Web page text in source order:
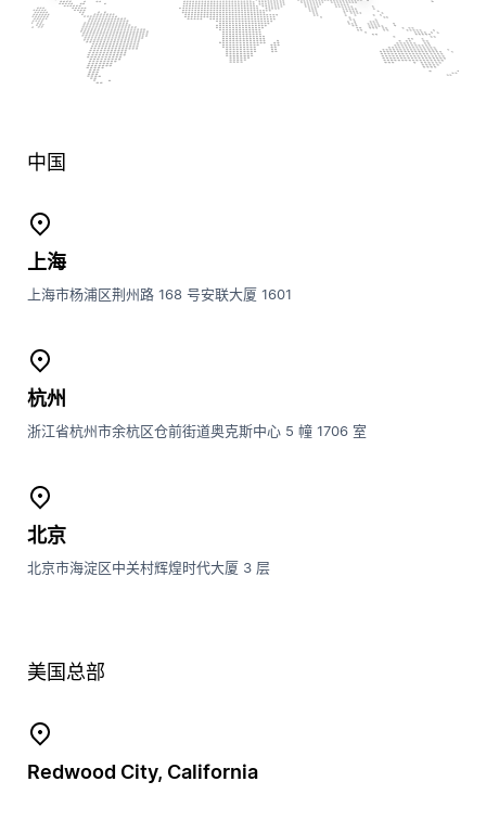
中国
上海
上海市杨浦区荆州路 168 号安联大厦 1601
杭州
浙江省杭州市余杭区仓前街道奥克斯中心 5 幢 1706 室
北京
北京市海淀区中关村辉煌时代大厦 3 层
美国总部
Redwood City, California